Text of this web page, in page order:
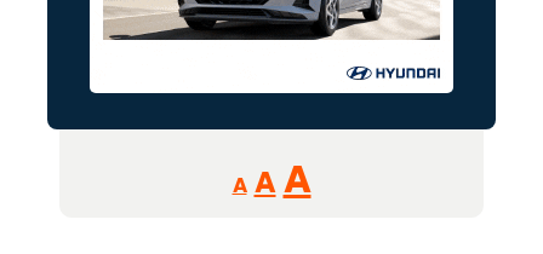
A
Reducir
tamaño
A Restablecer
AAumentar